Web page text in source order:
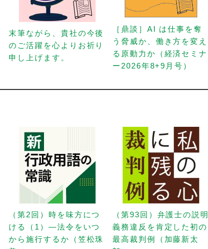
末筆ながら、貴社の今後
のご活躍を心よりお祈り
申し上げます。
［鼎談］AI は仕事を奪
う脅威か、働き方を変え
る原動力か（経済セミナ
ー2026年8+9月号）
（第2回）時を味方につ
ける（1）—法令をいつ
から施行するか（笠松珠
（第93回）弁護士の説明
義務違反を肯定した初の
最高裁判例（加藤新太